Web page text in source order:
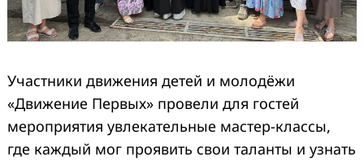
Участники движения детей и молодёжи
«Движение Первых» провели для гостей
мероприятия увлекательные мастер-классы,
где каждый мог проявить свои таланты и узнать